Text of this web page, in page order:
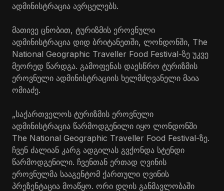
ადმინისტრაცია ავრცელებს.
მათივე ცნობით, ტურიზმის ეროვნული
ადმინისტრაცია დიდ ბრიტანეთში, ლონდონში, The
National Geographic Traveller Food Festival-ზე უკვე
მეორედ წარდგა. გამოფენას დაესწრო ტურიზმის
ეროვნული ადმინისტრაციის ხელმძღვანელი მაია
ომიაძე.
„საქართველოს ტურიზმის ეროვნული
ადმინისტრაცია წარმოდგენილი იყო ლონდონში
The National Geographic Traveller Food Festival-ზე.
ჩვენ ძალიან კარგ ადგილას გვქონდა სტენდი
წარმოდგენილი. ჩვენთან ერთად ღვინის
ეროვნულმა სააგენტომ ქართული ღვინის
პრეზენტაცია მოაწყო. ორი დღის განმავლობაში